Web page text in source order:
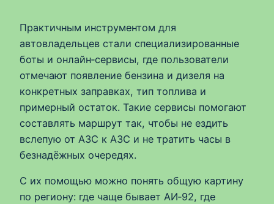
Практичным инструментом для
автовладельцев стали специализированные
боты и онлайн‑сервисы, где пользователи
отмечают появление бензина и дизеля на
конкретных заправках, тип топлива и
примерный остаток. Такие сервисы помогают
составлять маршрут так, чтобы не ездить
вслепую от АЗС к АЗС и не тратить часы в
безнадёжных очередях.
С их помощью можно понять общую картину
по региону: где чаще бывает АИ‑92, где